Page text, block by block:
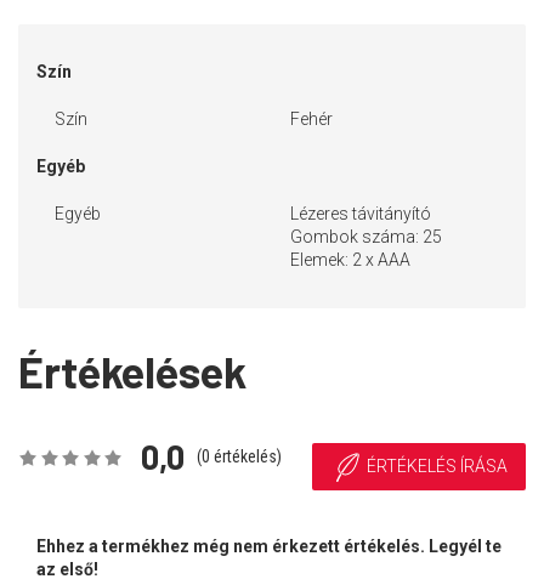
Szín
Szín Fehér
Egyéb
Egyéb
Lézeres távitányító
Gombok száma: 25
Elemek: 2 x AAA
Értékelések
0,0 (0 értékelés) ÉRTÉKELÉS ÍRÁSA
Ehhez a termékhez még nem érkezett értékelés. Legyél te
az első!